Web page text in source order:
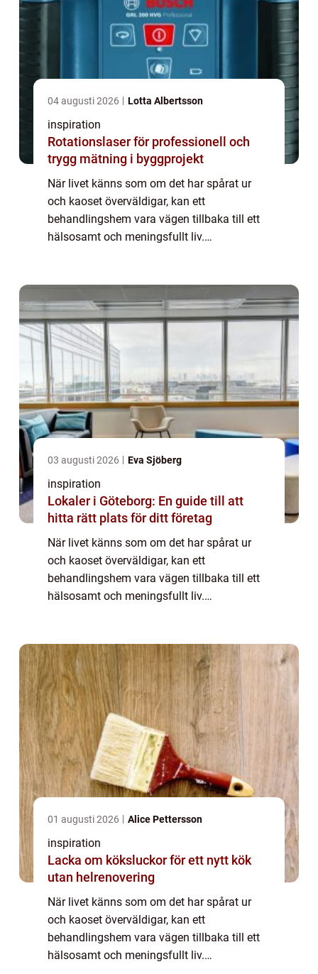
04 augusti 2026 Lotta Albertsson
inspiration
Rotationslaser för professionell och
trygg mätning i byggprojekt
När livet känns som om det har spårat ur
och kaoset överväldigar, kan ett
behandlingshem vara vägen tillbaka till ett
hälsosamt och meningsfullt liv.
03 augusti 2026 Eva Sjöberg
inspiration
Lokaler i Göteborg: En guide till att
hitta rätt plats för ditt företag
När livet känns som om det har spårat ur
och kaoset överväldigar, kan ett
behandlingshem vara vägen tillbaka till ett
hälsosamt och meningsfullt liv.
01 augusti 2026 Alice Pettersson
inspiration
Lacka om köksluckor för ett nytt kök
utan helrenovering
När livet känns som om det har spårat ur
och kaoset överväldigar, kan ett
behandlingshem vara vägen tillbaka till ett
hälsosamt och meningsfullt liv.